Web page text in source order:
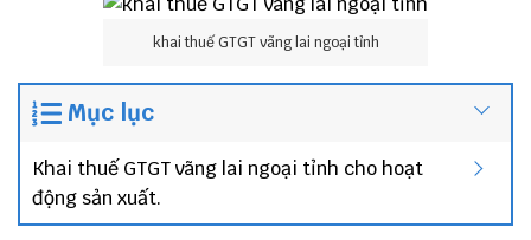
khai thuế GTGT vãng lai ngoại tỉnh
Mục lục
Khai thuế GTGT vãng lai ngoại tỉnh cho hoạt
động sản xuất.